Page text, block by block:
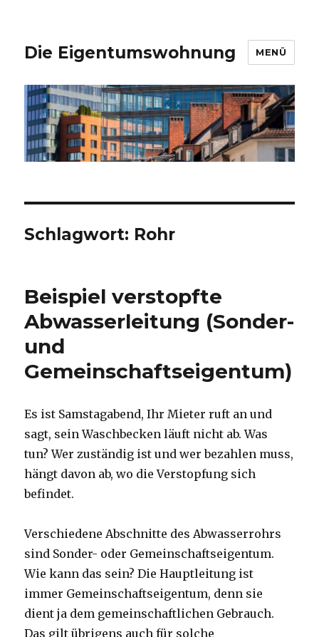
Die Eigentumswohnung MENÜ
Schlagwort: Rohr
Beispiel verstopfte
Abwasserleitung (Sonder-
und
Gemeinschaftseigentum)
Es ist Samstagabend, Ihr Mieter ruft an und
sagt, sein Waschbecken läuft nicht ab. Was
tun? Wer zuständig ist und wer bezahlen muss,
hängt davon ab, wo die Verstopfung sich
befindet.
Verschiedene Abschnitte des Abwasserrohrs
sind Sonder- oder Gemeinschaftseigentum.
Wie kann das sein? Die Hauptleitung ist
immer Gemeinschaftseigentum, denn sie
dient ja dem gemeinschaftlichen Gebrauch.
Das gilt übrigens auch für solche